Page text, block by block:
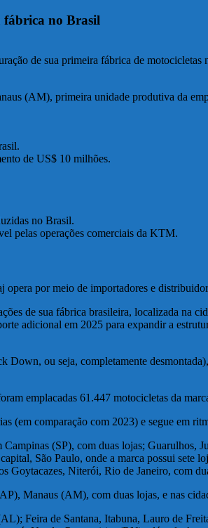
no Brasil
de sua primeira fábrica de motocicletas
(AM), primeira unidade produtiva da
de US$ 10 milhões.
no Brasil.
pelas operações comerciais da KTM.
por meio de importadores e
de sua fábrica brasileira, localizada
adicional em 2025 para expandir a
ou seja, completamente
emplacadas 61.447 motocicletas da
(em comparação com 2023) e segue em
Campinas (SP), com duas lojas;
São Paulo, onde a marca possui sete
Goytacazes, Niterói, Rio de Janeiro, com
Manaus (AM), com duas lojas, e nas
Feira de Santana, Itabuna, Lauro de